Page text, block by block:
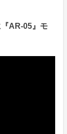
AR-05』モ